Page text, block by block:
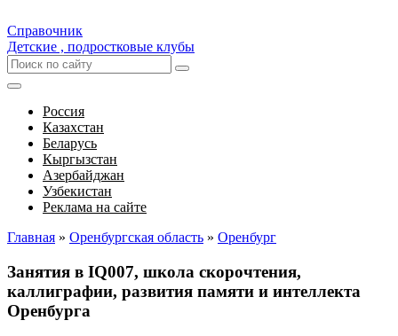
Справочник
Детские , подростковые клубы
Россия
Казахстан
Беларусь
Кыргызстан
Азербайджан
Узбекистан
Реклама на сайте
Главная » Оренбургская область » Оренбург
Занятия в IQ007, школа скорочтения,
каллиграфии, развития памяти и интеллекта
Оренбурга